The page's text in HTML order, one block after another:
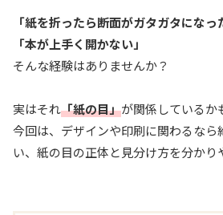
「紙を折ったら断面がガタガタになっ
「本が上手く開かない」
そんな経験はありませんか？
実はそれ「紙の目」が関係しているか
今回は、デザインや印刷に関わるなら
い、紙の目の正体と見分け方を分かり